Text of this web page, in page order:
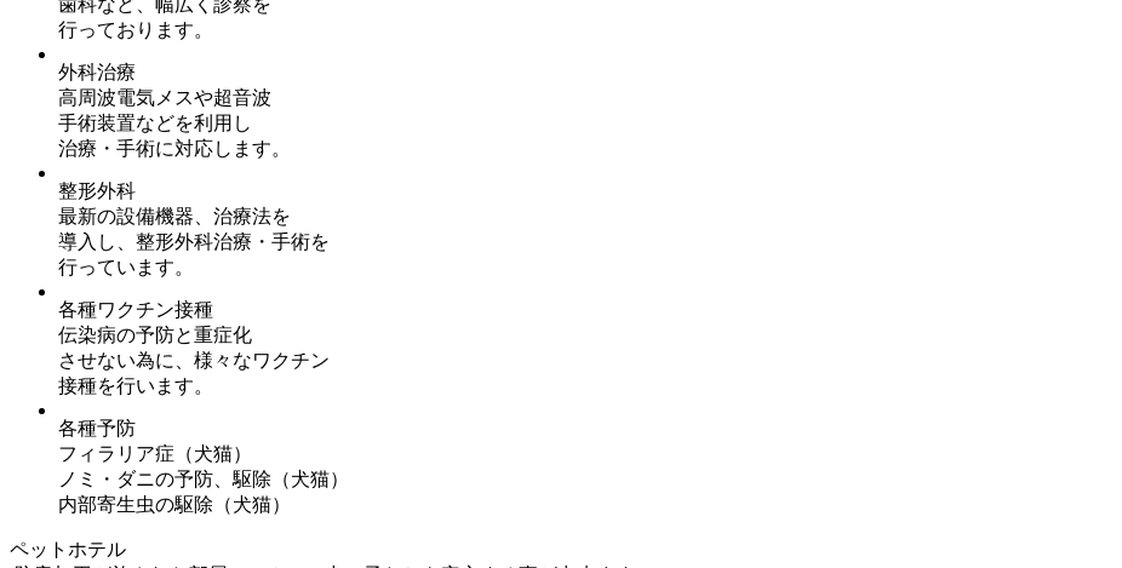
歯科など、幅広く診察を
行っております。
外科治療
高周波電気メスや超音波
手術装置などを利用し
治療・手術に対応します。
整形外科
最新の設備機器、治療法を
導入し、整形外科治療・手術を
行っています。
各種ワクチン接種
伝染病の予防と重症化
させない為に、様々なワクチン
接種を行います。
各種予防
フィラリア症（犬猫）
ノミ・ダニの予防、駆除（犬猫）
内部寄生虫の駆除（犬猫）
ペットホテル